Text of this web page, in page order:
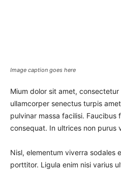
Image caption goes here
Mium dolor sit amet,
ullamcorper senectus turpis
pulvinar massa facilisi. Faucibus
consequat. In ultrices non purus
Nisl, elementum viverra sodales
porttitor. Ligula enim nisi varius